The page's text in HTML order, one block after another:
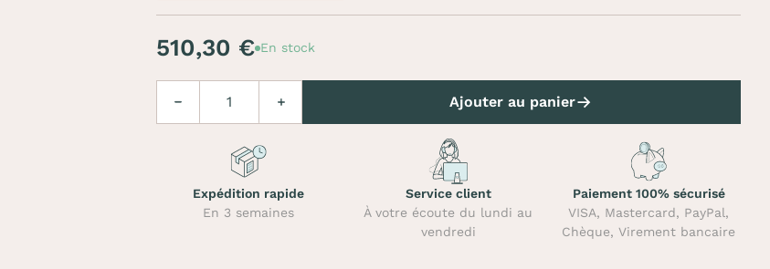
510,30 € En stock
Ajouter au panier
Expédition rapide
En 3 semaines
Service client
À votre écoute du lundi au
vendredi
Paiement 100% sécurisé
VISA, Mastercard, PayPal,
Chèque, Virement bancaire